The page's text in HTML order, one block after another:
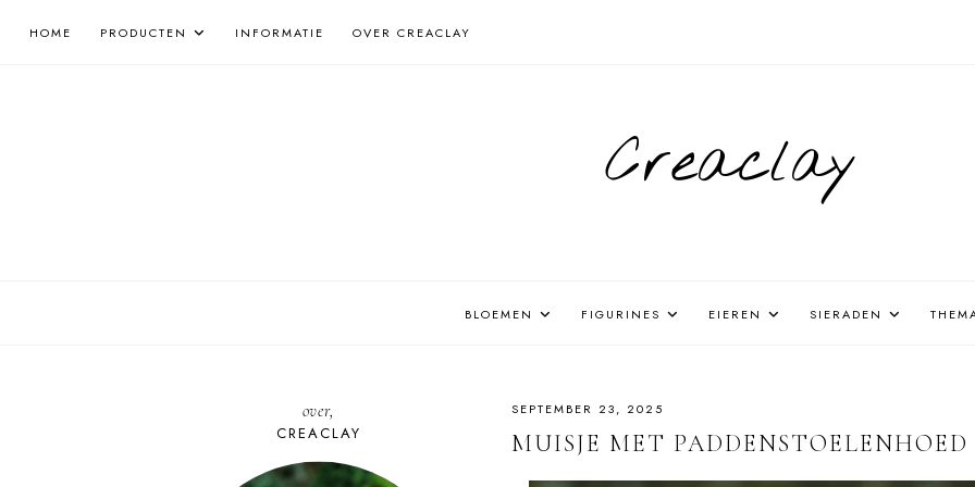
HOME PRODUCTEN INFORMATIE OVER CREACLAY
Creaclay
BLOEMEN FIGURINES EIEREN SIERADEN
SEPTEMBER 23, 2025
MUISJE MET PADDENSTOELENHOED
over,
CREACLAY